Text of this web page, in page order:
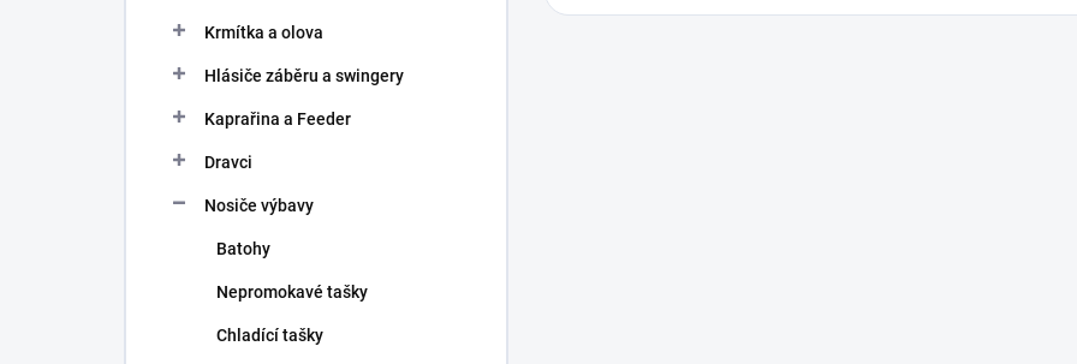
Krmítka a olova
Hlásiče záběru a swingery
Kaprařina a Feeder
Dravci
Nosiče výbavy
Batohy
Nepromokavé tašky
Chladící tašky